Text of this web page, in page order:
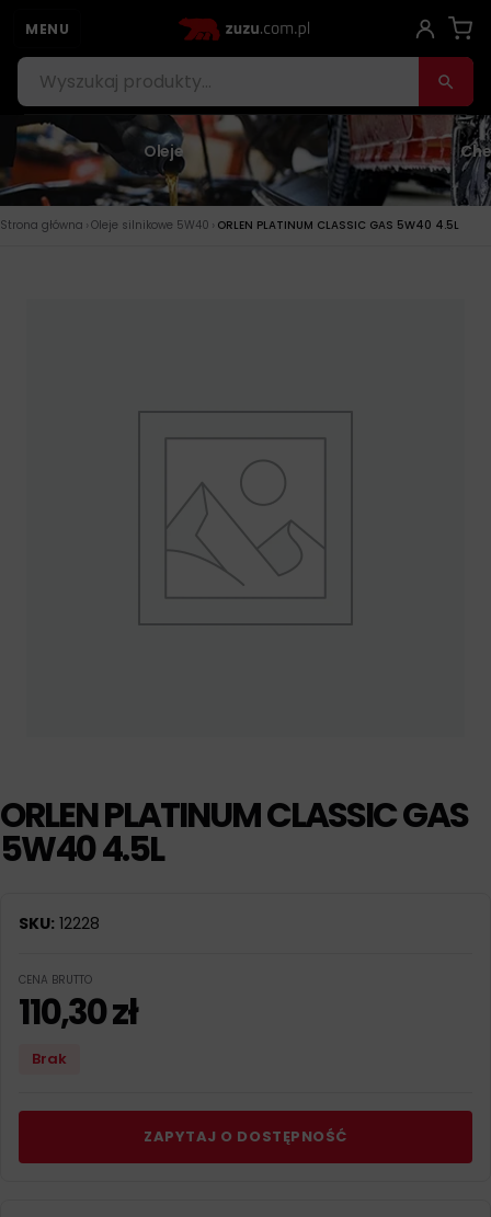
MENU
Oleje
Strona główna › Oleje silnikowe 5W40 › ORLEN PLATINUM CLASSIC GAS 5W40 4.5L
ORLEN PLATINUM CLASSIC GAS
5W40 4.5L
SKU: 12228
CENA BRUTTO
110,30zł
Brak
ZAPYTAJ O DOSTĘPNOŚĆ